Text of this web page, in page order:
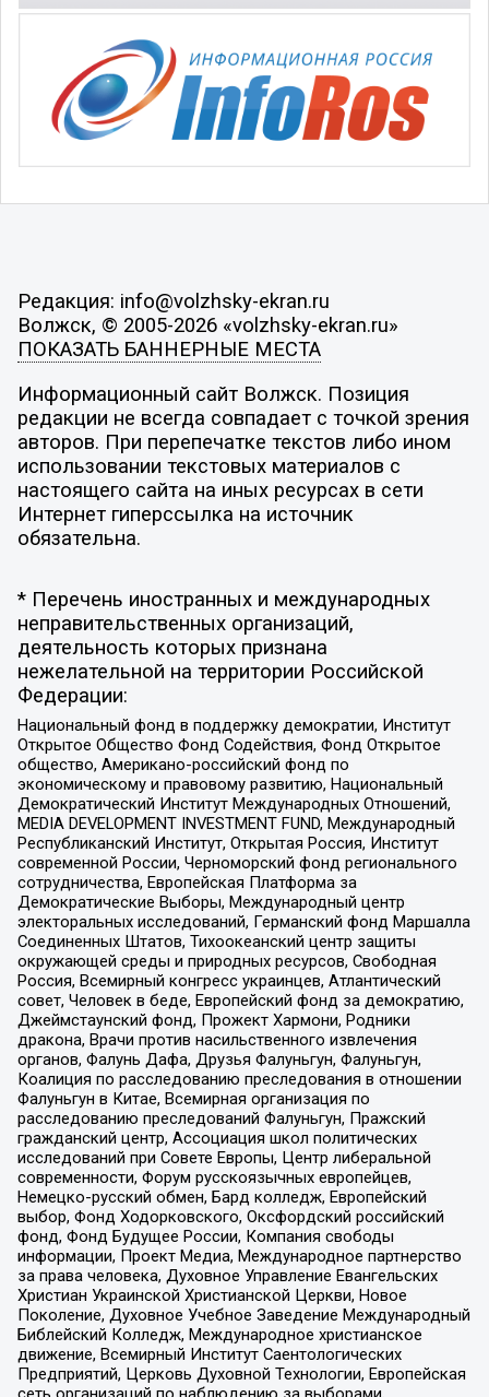
Редакция: info@volzhsky-ekran.ru
Волжск, © 2005-2026 «volzhsky-ekran.ru»
ПОКАЗАТЬ БАННЕРНЫЕ МЕСТА
Информационный сайт Волжск. Позиция
редакции не всегда совпадает с точкой зрения
авторов. При перепечатке текстов либо ином
использовании текстовых материалов с
настоящего сайта на иных ресурсах в сети
Интернет гиперссылка на источник
обязательна.
* Перечень иностранных и международных
неправительственных организаций,
деятельность которых признана
нежелательной на территории Российской
Федерации:
Национальный фонд в поддержку демократии, Институт
Открытое Общество Фонд Содействия, Фонд Открытое
общество, Американо-российский фонд по
экономическому и правовому развитию, Национальный
Демократический Институт Международных Отношений,
MEDIA DEVELOPMENT INVESTMENT FUND, Международный
Республиканский Институт, Открытая Россия, Институт
современной России, Черноморский фонд регионального
сотрудничества, Европейская Платформа за
Демократические Выборы, Международный центр
электоральных исследований, Германский фонд Маршалла
Соединенных Штатов, Тихоокеанский центр защиты
окружающей среды и природных ресурсов, Свободная
Россия, Всемирный конгресс украинцев, Атлантический
совет, Человек в беде, Европейский фонд за демократию,
Джеймстаунский фонд, Прожект Хармони, Родники
дракона, Врачи против насильственного извлечения
органов, Фалунь Дафа, Друзья Фалуньгун, Фалуньгун,
Коалиция по расследованию преследования в отношении
Фалуньгун в Китае, Всемирная организация по
расследованию преследований Фалуньгун, Пражский
гражданский центр, Ассоциация школ политических
исследований при Совете Европы, Центр либеральной
современности, Форум русскоязычных европейцев,
Немецко-русский обмен, Бард колледж, Европейский
выбор, Фонд Ходорковского, Оксфордский российский
фонд, Фонд Будущее России, Компания свободы
информации, Проект Медиа, Международное партнерство
за права человека, Духовное Управление Евангельских
Христиан Украинской Христианской Церкви, Новое
Поколение, Духовное Учебное Заведение Международный
Библейский Колледж, Международное христианское
движение, Всемирный Институт Саентологических
Предприятий, Церковь Духовной Технологии, Европейская